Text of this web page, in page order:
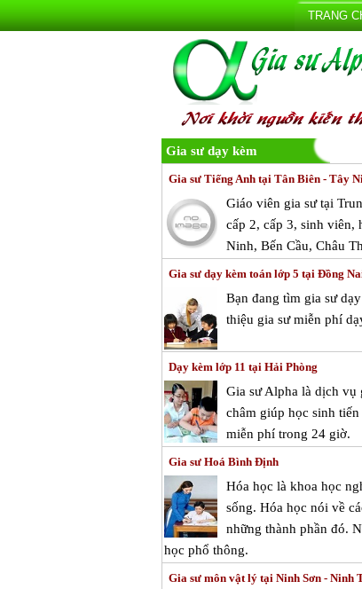
TRANG
Gia sư dạy kèm
Gia sư Tiếng Anh tại Tân Biên - Tây
Giáo viên gia sư tại
cấp 2, cấp 3, sinh viên,
Ninh, Bến Cầu, Châu
Gia sư dạy kèm toán lớp 5 tại Đồng
Bạn đang tìm gia sư
thiệu gia sư miễn phí
Dạy kèm lớp 11 tại Hải Phòng
Gia sư Alpha là dịch vụ
châm giúp học sinh
miễn phí trong 24 giờ.
Gia sư Hoá Bình Định
Hóa học là khoa học
sống. Hóa học nói về
những thành phần đó.
học phổ thông.
Gia sư môn vật lý tại Ninh Sơn - Ninh